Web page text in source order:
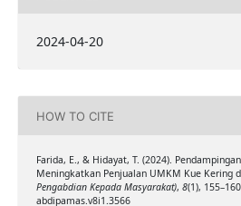
2024-04-20
HOW TO CITE
Farida, E., & Hidayat, T. (2024).
Meningkatkan Penjualan UMKM Kue Kering
Pengabdian Kepada Masyarakat), 8(1),
abdipamas.v8i1.3566